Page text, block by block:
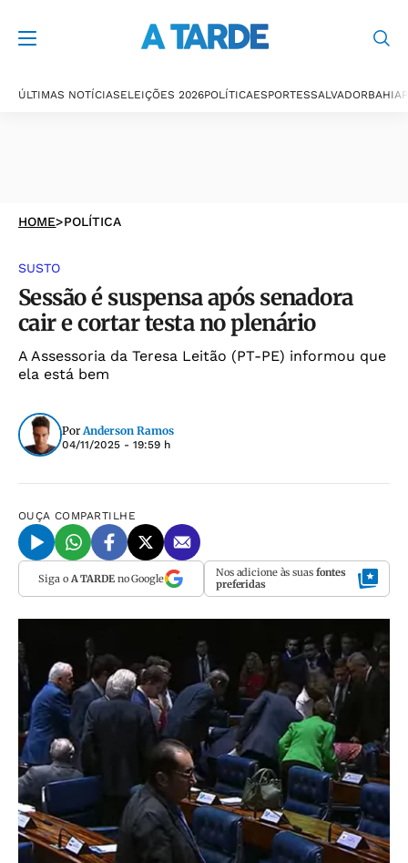
ÚLTIMAS NOTÍCIASELEIÇÕES 2026POLÍTICAESPORTESSALVADORBAHIA
HOME>POLÍTICA
SUSTO
Sessão é suspensa após senadora
cair e cortar testa no plenário
A Assessoria da Teresa Leitão (PT-PE) informou que
ela está bem
Por Anderson Ramos
04/11/2025 - 19:59 h
OUÇA COMPARTILHE
Siga o A TARDEno Google Nos adicione às suas fontes
preferidas